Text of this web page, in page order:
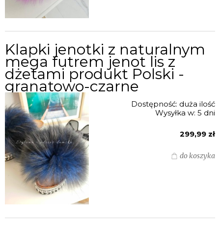
Klapki jenotki z naturalnym
mega futrem jenot lis z
dżetami produkt Polski -
granatowo-czarne
Dostępność: duża ilość
Wysyłka w: 5 dni
299,99 zł
do koszyka